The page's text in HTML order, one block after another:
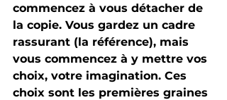
commencez à vous détacher de
la copie. Vous gardez un cadre
rassurant (la référence), mais
vous commencez à y mettre vos
choix, votre imagination. Ces
choix sont les premières graines